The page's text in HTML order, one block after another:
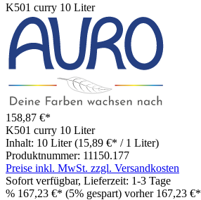
K501 curry 10 Liter
158,87 €*
K501 curry 10 Liter
Inhalt: 10 Liter (15,89 €* / 1 Liter)
Produktnummer: 11150.177
Preise inkl. MwSt. zzgl. Versandkosten
Sofort verfügbar, Lieferzeit: 1-3 Tage
% 167,23 €* (5% gespart) vorher 167,23 €*